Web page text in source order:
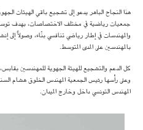
هذا النجاح الباهر يدعو إلى تشجيع باقي الهيئات
جمعيات رياضية في مختلف الاختصاصات، بهدف
والمهندسات في إطار رياضي تنافسي بنّاء، وصولاً إلى
بالمهندسين على المدى المتوسط.
كل الدعم والتشجيع للهيئة الجهوية للمهندسين
وعلى رأسها رئيس الجمعية المهندس الخلوق هشام
المهندس التونسي داخل وخارج الميدان.